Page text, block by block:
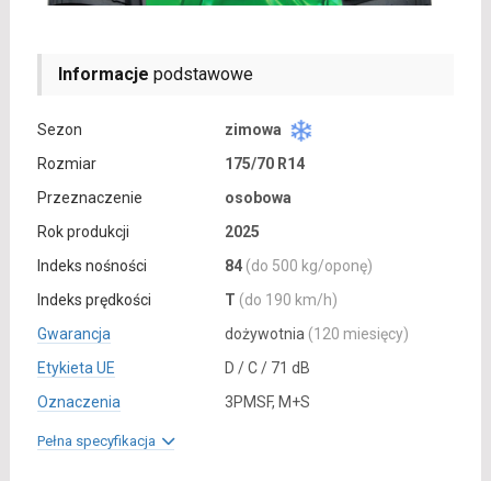
Informacje podstawowe
Sezon
zimowa
Rozmiar
175/70 R14
Przeznaczenie
osobowa
Rok produkcji
2025
Indeks nośności
84 (do 500 kg/oponę)
Indeks prędkości
T (do 190 km/h)
Gwarancja
dożywotnia (120 miesięcy)
Etykieta UE
D / C / 71 dB
Oznaczenia
3PMSF, M+S
Pełna specyfikacja